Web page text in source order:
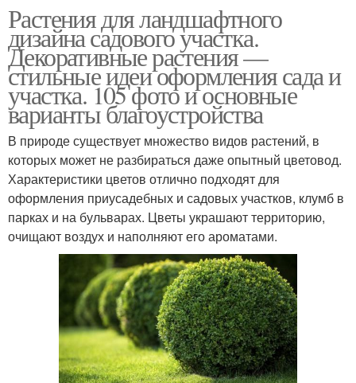
Растения для ландшафтного
дизайна садового участка.
Декоративные растения —
стильные идеи оформления сада и
участка. 105 фото и основные
варианты благоустройства
В природе существует множество видов растений, в
которых может не разбираться даже опытный цветовод.
Характеристики цветов отлично подходят для
оформления приусадебных и садовых участков, клумб в
парках и на бульварах. Цветы украшают территорию,
очищают воздух и наполняют его ароматами.